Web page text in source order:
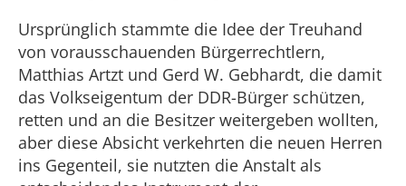
Ursprünglich stammte die Idee der Treuhand
von vorausschauenden Bürgerrechtlern,
Matthias Artzt und Gerd W. Gebhardt, die damit
das Volkseigentum der DDR-Bürger schützen,
retten und an die Besitzer weitergeben wollten,
aber diese Absicht verkehrten die neuen Herren
ins Gegenteil, sie nutzten die Anstalt als